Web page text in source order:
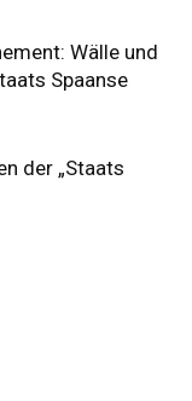
Wälle und
Spaanse
der „Staats